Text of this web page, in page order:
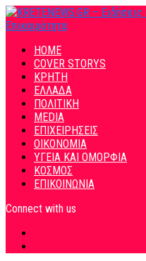
HOME
COVER STORYS
ΚΡΗΤΗ
ΕΛΛΑΔΑ
ΠΟΛΙΤΙΚΗ
MEDIA
ΕΠΙΧΕΙΡΗΣΕΙΣ
ΟΙΚΟΝΟΜΙΑ
ΥΓΕΙΑ ΚΑΙ ΟΜΟΡΦΙΑ
ΚΟΣΜΟΣ
ΕΠΙΚΟΙΝΩΝΙΑ
Connect with us